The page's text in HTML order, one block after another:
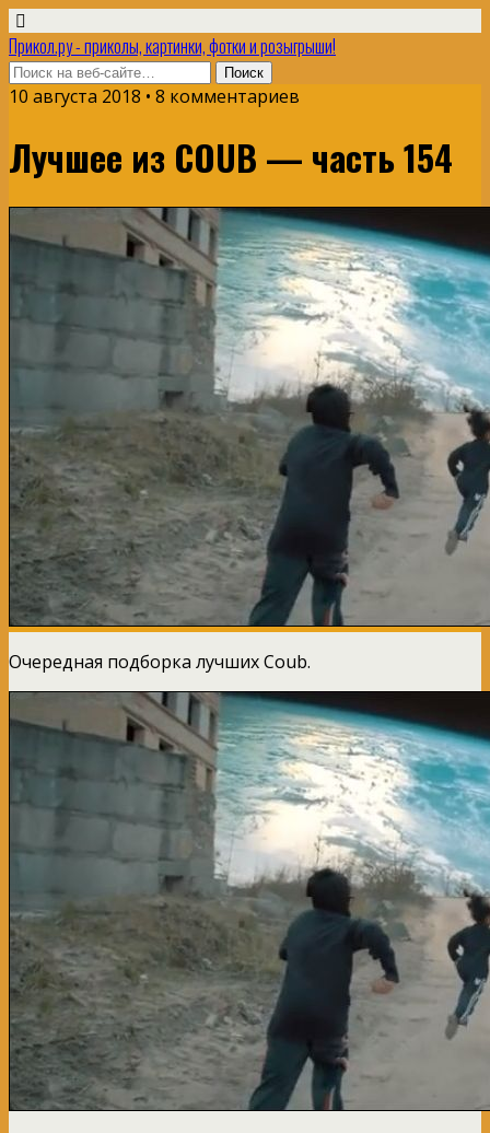
Прикол.ру - приколы, картинки, фотки и розыгрыши!
10 августа 2018 • 8 комментариев
Лучшее из COUB — часть 154
Очередная подборка лучших Coub.